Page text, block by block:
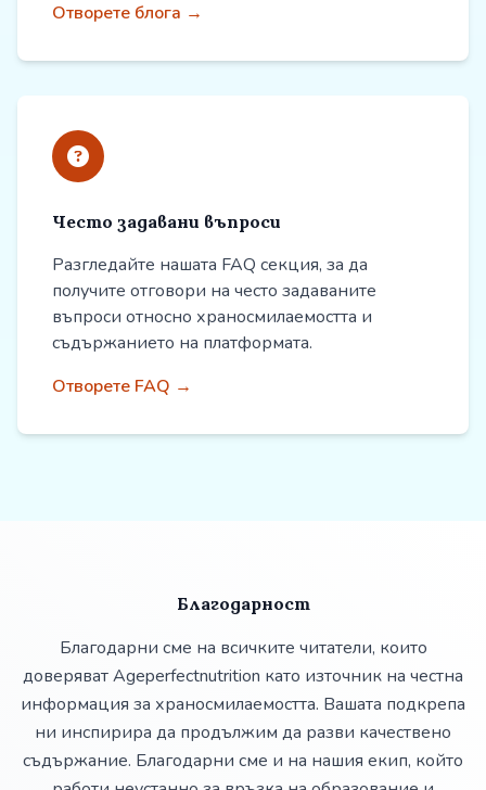
Отворете блога →
Често задавани въпроси
Разгледайте нашата FAQ секция, за да
получите отговори на често задаваните
въпроси относно храносмилаемостта и
съдържанието на платформата.
Отворете FAQ →
Благодарност
Благодарни сме на всичките читатели, които
доверяват Ageperfectnutrition като източник на честна
информация за храносмилаемостта. Вашата подкрепа
ни инспирира да продължим да разви качествено
съдържание. Благодарни сме и на нашия екип, който